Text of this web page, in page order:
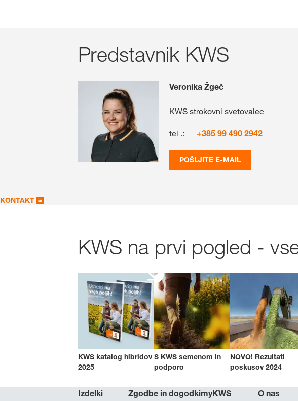
Predstavnik KWS
Veronika Žgeč
KWS strokovni svetovalec
tel .: +385 99 490 2942
POŠLJITE E-MAIL
KONTAKT
KWS na prvi pogled -
KWS katalog hibridov
2025
S KWS semenom in
podporo
NOVO! Rezultati
poskusov 2024
Izdelki Zgodbe in dogodkimyKWS O nas